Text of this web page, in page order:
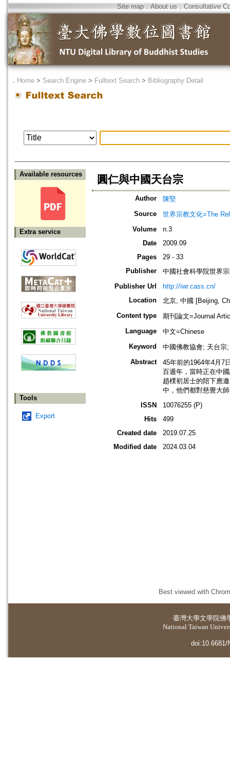
Site map．About us ． Consultative
． Home > Search Engine > Fulltext Search > Bibliography Detail
Available resources
Extra service
Tools
Export
圓仁與中國天台宗
Author
陳堅
Source
世界宗教文化=The
Volume
n.3
Date
2009.09
Pages
29 - 33
Publisher
中國社會科學院世界
Publisher Url
http://iwr.cass.cn/
Location
北京, 中國 [Beijing,
Content type
期刊論文=Journal
Language
中文=Chinese
Keyword
中國佛教協會; 天台宗
Abstract
45年前的1964年4月7
百週年，當時正在中
趙樸初居士的陪下應
中，他們都對慈覺大
ISSN
10076255 (P)
Hits
499
Created date
2019.07.25
Modified date
2024.03.04
Best viewed with
臺灣大學文學院佛
National Taiwan
doi:10.6681/